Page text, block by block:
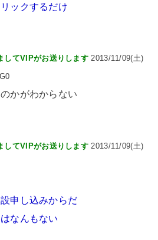
ックするだけ
してVIPがお送りします 2013/11/09(土)
かがわからない
してVIPがお送りします 2013/11/09(土)
申し込みからだ
なんもない